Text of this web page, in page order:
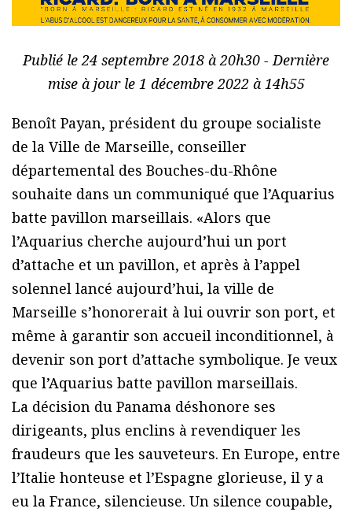
Publié le 24 septembre 2018 à 20h30 - Dernière
mise à jour le 1 décembre 2022 à 14h55
Benoît Payan, président du groupe socialiste
de la Ville de Marseille, conseiller
départemental des Bouches-du-Rhône
souhaite dans un communiqué que l’Aquarius
batte pavillon marseillais. «Alors que
l’Aquarius cherche aujourd’hui un port
d’attache et un pavillon, et après à l’appel
solennel lancé aujourd’hui, la ville de
Marseille s’honorerait à lui ouvrir son port, et
même à garantir son accueil inconditionnel, à
devenir son port d’attache symbolique. Je veux
que l’Aquarius batte pavillon marseillais.
La décision du Panama déshonore ses
dirigeants, plus enclins à revendiquer les
fraudeurs que les sauveteurs. En Europe, entre
l’Italie honteuse et l’Espagne glorieuse, il y a
eu la France, silencieuse. Un silence coupable,